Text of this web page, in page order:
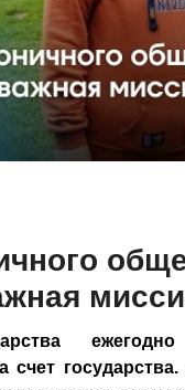
ежегодно
счет